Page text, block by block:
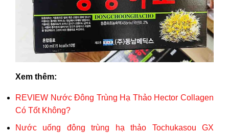
Xem thêm:
REVIEW Nước Đông Trùng Hạ Thảo Hector Collagen
Có Tốt Không?
Nước uống đông trùng hạ thảo Tochukasou GX